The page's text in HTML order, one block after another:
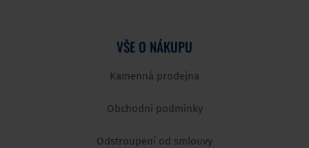
VŠE O NÁKUPU
Kamenná prodejna
Obchodní podmínky
Odstroupení od smlouvy